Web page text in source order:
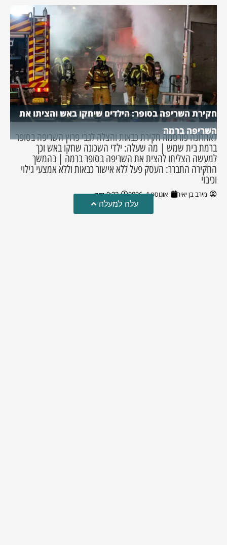
חקירת השריפה בסופר: הילדים שיחקו באש והציתו את
השריפה ברמה
לאחרונה פורסמה חקירת כבאות והצלה לגבי פרוץ השריפה בסופר
ברמת בית שמש | מה שעלה: ילדי השכונה שחקו באש וכך
למעשה הצליחו להצית את השריפה בסופר ברמה | בהמשך
החקירה התברר: העסק פעל ללא אישור כבאות וללא אמצעי גילוי
וכיבוי
מירב בן יאיר אוגוסט 4, 2026 9:33 pm
עלה למעלה